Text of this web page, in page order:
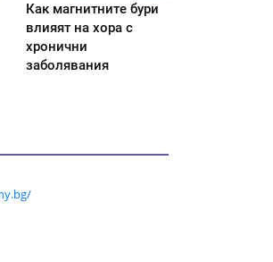
Как магнитните бури
влияят на хора с
хронични
заболявания